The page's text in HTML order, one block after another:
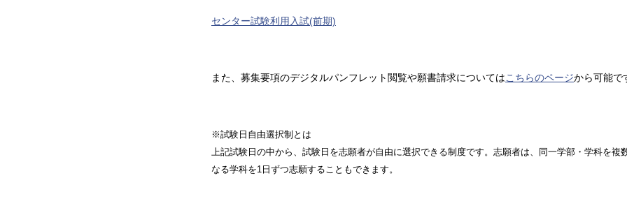
センター試験利用入試(前期)
また、募集要項のデジタルパンフレット閲覧や願書請求についてはこちらのページから可能で
※試験日自由選択制とは
上記試験日の中から、試験日を志願者が自由に選択できる制度です。志願者は、同一学部・学科を複
なる学科を1日ずつ志願することもできます。